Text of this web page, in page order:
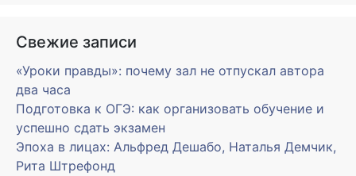
Свежие записи
«Уроки правды»: почему зал не отпускал автора
два часа
Подготовка к ОГЭ: как организовать обучение и
успешно сдать экзамен
Эпоха в лицах: Альфред Дешабо, Наталья Демчик,
Рита Штрефонд